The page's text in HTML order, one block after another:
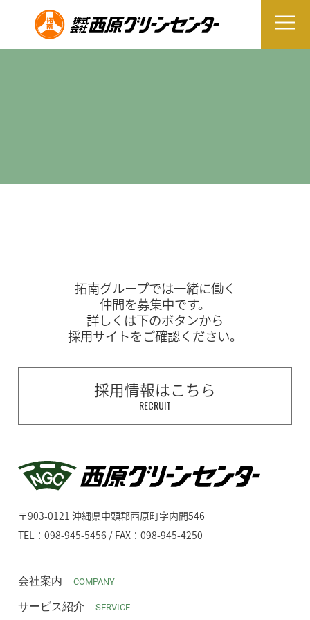
拓南グループでは一緒に働く
仲間を募集中です。
詳しくは下のボタンから
採用サイトをご確認ください。
採用情報はこちら
RECRUIT
〒903-0121 沖縄県中頭郡西原町字内間546
TEL：098-945-5456 / FAX：098-945-4250
会社案内 COMPANY
サービス紹介 SERVICE